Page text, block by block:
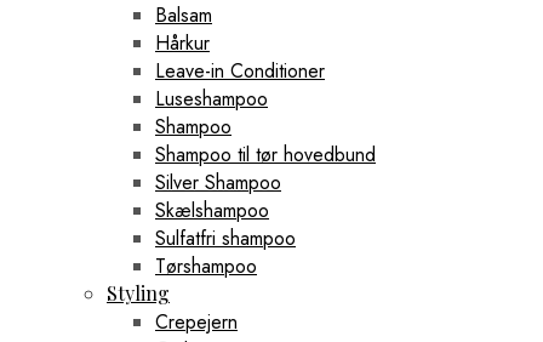
Balsam
Hårkur
Leave-in Conditioner
Luseshampoo
Shampoo
Shampoo til tør hovedbund
Silver Shampoo
Skælshampoo
Sulfatfri shampoo
Tørshampoo
Styling
Crepejern